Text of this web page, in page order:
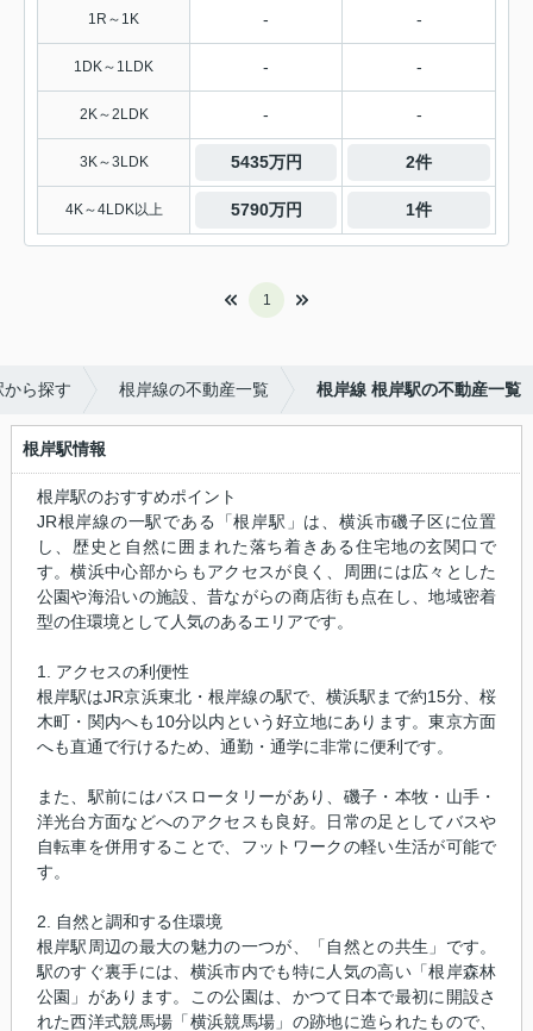
1R～1K - -
1DK～1LDK - -
2K～2LDK - -
3K～3LDK 5435万円 2件
4K～4LDK以上 5790万円 1件
1
ら探す 根岸線の不動産一覧 根岸線 根岸駅の不動産一覧
根岸駅情報
根岸駅のおすすめポイント
JR根岸線の一駅である「根岸駅」は、横浜市磯子区に位置
し、歴史と自然に囲まれた落ち着きある住宅地の玄関口で
す。横浜中心部からもアクセスが良く、周囲には広々とした
公園や海沿いの施設、昔ながらの商店街も点在し、地域密着
型の住環境として人気のあるエリアです。
1. アクセスの利便性
根岸駅はJR京浜東北・根岸線の駅で、横浜駅まで約15分、桜
木町・関内へも10分以内という好立地にあります。東京方面
へも直通で行けるため、通勤・通学に非常に便利です。
また、駅前にはバスロータリーがあり、磯子・本牧・山手・
洋光台方面などへのアクセスも良好。日常の足としてバスや
自転車を併用することで、フットワークの軽い生活が可能で
す。
2. 自然と調和する住環境
根岸駅周辺の最大の魅力の一つが、「自然との共生」です。
駅のすぐ裏手には、横浜市内でも特に人気の高い「根岸森林
公園」があります。この公園は、かつて日本で最初に開設さ
れた西洋式競馬場「横浜競馬場」の跡地に造られたもので、